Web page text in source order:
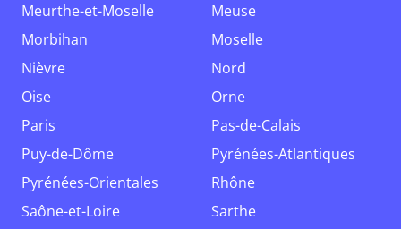
Meurthe-et-Moselle
Meuse
Morbihan
Moselle
Nièvre
Nord
Oise
Orne
Paris
Pas-de-Calais
Puy-de-Dôme
Pyrénées-Atlantiques
Pyrénées-Orientales
Rhône
Saône-et-Loire
Sarthe